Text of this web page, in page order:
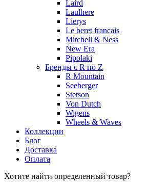
Laird
Laulhere
Lierys
Le beret francais
Mitchell & Ness
New Era
Pipolaki
Бренды с R по Z
R Mountain
Seeberger
Stetson
Von Dutch
Wigens
Wheels & Waves
Коллекции
Блог
Доставка
Оплата
Хотите найти определенный товар?